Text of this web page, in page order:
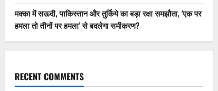
मक्का में सऊदी, पाकिस्तान और तुर्किये का बड़ा रक्षा समझौता, ‘एक पर
हमला तो तीनों पर हमला’ से बदलेगा समीकरण?
RECENT COMMENTS